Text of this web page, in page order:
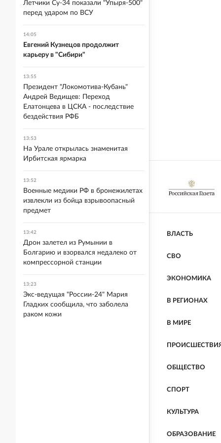
ВЛАСТЬ
СВО
ЭКОНОМИКА
В РЕГИОНАХ
В МИРЕ
ПРОИСШЕСТВИЯ
ОБЩЕСТВО
СПОРТ
КУЛЬТУРА
ОБРАЗОВАНИЕ
Летчики Су-34 показали "Упыря-500"
перед ударом по ВСУ
14:05
Евгений Кузнецов продолжит
карьеру в "Сибири"
13:55
Президент "Локомотива-Кубань"
Андрей Ведищев: Переход
Елатонцева в ЦСКА - последствие
бездействия РФБ
13:53
На Урале открылась знаменитая
Ирбитская ярмарка
13:52
Военные медики РФ в бронежилетах
извлекли из бойца взрывоопасный
предмет
13:42
Дрон залетел из Румынии в
Болгарию и взорвался недалеко от
компрессорной станции
13:23
Экс-ведущая "России-24" Мария
Гладких сообщила, что заболела
раком кожи